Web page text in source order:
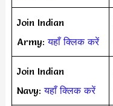
Join Indian
Army:यहाँ क्लिक करें
Join Indian
Navy:यहाँ क्लिक करें